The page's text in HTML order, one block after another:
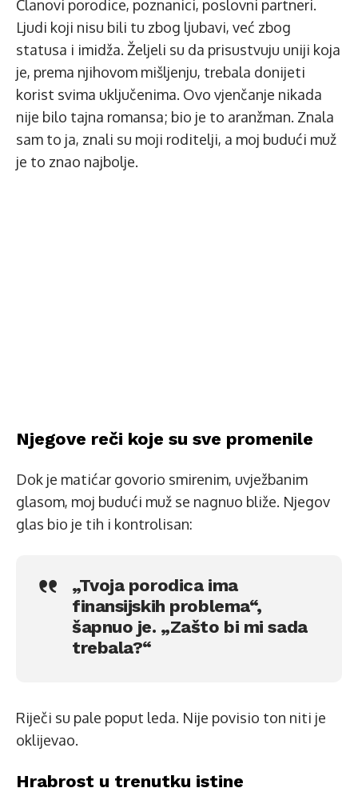
Članovi porodice, poznanici, poslovni partneri.
Ljudi koji nisu bili tu zbog ljubavi, već zbog
statusa i imidža. Željeli su da prisustvuju uniji koja
je, prema njihovom mišljenju, trebala donijeti
korist svima uključenima. Ovo vjenčanje nikada
nije bilo tajna romansa; bio je to aranžman. Znala
sam to ja, znali su moji roditelji, a moj budući muž
je to znao najbolje.
Njegove reči koje su sve promenile
Dok je matićar govorio smirenim, uvježbanim
glasom, moj budući muž se nagnuo bliže. Njegov
glas bio je tih i kontrolisan:
„Tvoja porodica ima
finansijskih problema“,
šapnuo je. „Zašto bi mi sada
trebala?“
Riječi su pale poput leda. Nije povisio ton niti je
oklijevao.
Hrabrost u trenutku istine